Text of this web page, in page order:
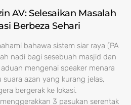
AV: Selesaikan Masalah
Berbeza Sehari
bahawa sistem siar raya (PA
nadi bagi sesebuah masjid dan
mengenai speaker menara
azan yang kurang jelas,
bergerak ke lokasi.
3 pasukan serentak